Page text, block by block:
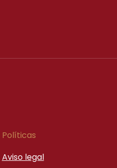
Políticas
Aviso legal